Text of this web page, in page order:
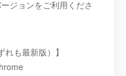
ジョンをご利用くださ
れも最新版）】